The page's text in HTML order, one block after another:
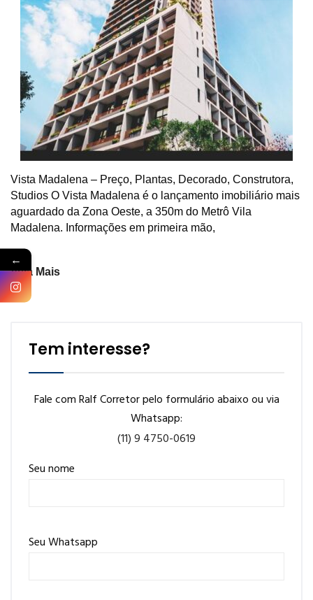
Vista Madalena – Preço, Plantas, Decorado, Construtora,
Studios O Vista Madalena é o lançamento imobiliário mais
aguardado da Zona Oeste, a 350m do Metrô Vila
Madalena. Informações em primeira mão,
Veja Mais
Tem interesse?
Fale com Ralf Corretor pelo formulário abaixo ou via
Whatsapp:
(11) 9 4750-0619
Seu nome
Seu Whatsapp
←